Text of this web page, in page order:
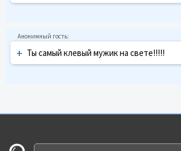
+ Ты самый клевый мужик на свете!!!!!